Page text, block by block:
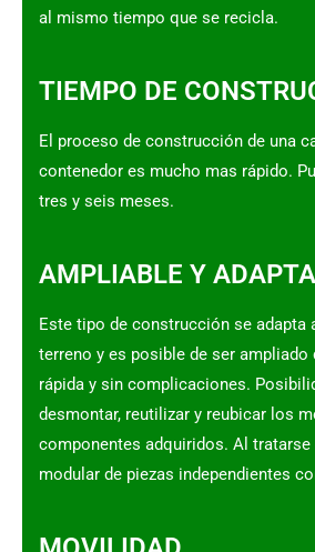
al mismo tiempo que se recicla.
TIEMPO DE
El proceso de construcción de una
contenedor es mucho mas rápido.
tres y seis meses.
AMPLIABLE Y
Este tipo de construcción se adapta
terreno y es posible de ser ampliado
rápida y sin complicaciones.
desmontar, reutilizar y reubicar los
componentes adquiridos. Al tratarse
modular de piezas independientes